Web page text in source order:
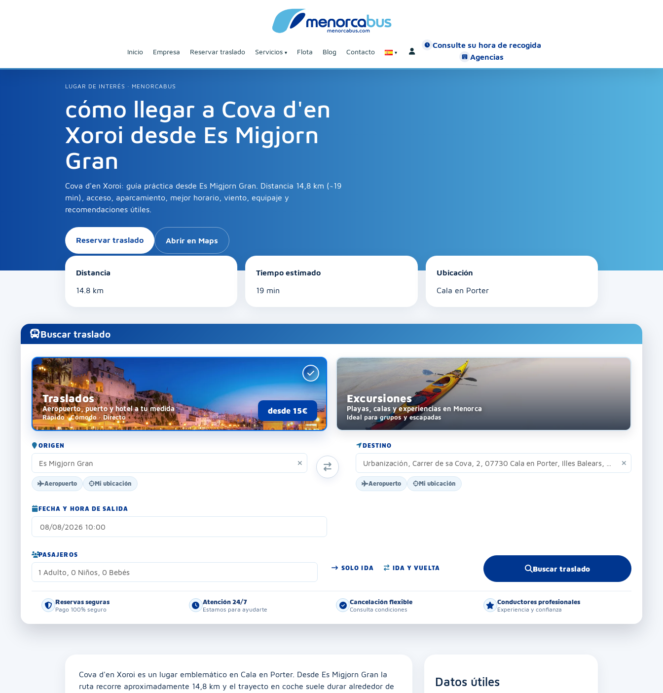
Inicio Empresa Reservar traslado Servicios Flota Blog Contacto
Consulte su hora de recogida
Agencias
LUGAR DE INTERÉS · MENORCABUS
cómo llegar a Cova d'en
Xoroi desde Es Migjorn
Gran
Cova d'en Xoroi: guía práctica desde Es Migjorn Gran. Distancia 14,8 km (~19
min), acceso, aparcamiento, mejor horario, viento, equipaje y
recomendaciones útiles.
Reservar traslado Abrir en Maps
Distancia
14.8 km
Tiempo estimado
19 min
Ubicación
Cala en Porter
Buscar traslado
Traslados
Aeropuerto, puerto y hotel a tu medida
Rápido · Cómodo · Directo
desde 15€
Excursiones
Playas, calas y experiencias en Menorca
Ideal para grupos y escapadas
ORIGEN
Aeropuerto Mi ubicación
DESTINO
Aeropuerto Mi ubicación
INTERCAMBIAR ORIGEN Y DESTINO
FECHA Y HORA DE SALIDA
PASAJEROS
1 Adulto, 0 Niños, 0 Bebés SOLO IDA IDA Y VUELTA Buscar traslado
Reservas seguras
Pago 100% seguro
Atención 24/7
Estamos para ayudarte
Cancelación flexible
Consulta condiciones
Conductores profesionales
Experiencia y confianza
Cova d'en Xoroi es un lugar emblemático en Cala en Porter. Desde Es Migjorn Gran la
ruta recorre aproximadamente 14,8 km y el trayecto en coche suele durar alrededor de
Datos útiles